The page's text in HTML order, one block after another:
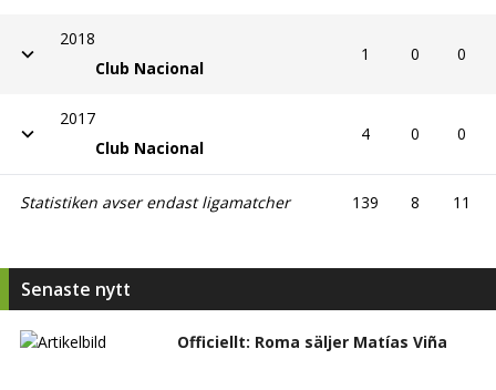
2018
Club Nacional
1 0 0
2017
Club Nacional
4 0 0
Statistiken avser endast ligamatcher 139 8 11
Senaste nytt
Officiellt: Roma säljer Matías Viña